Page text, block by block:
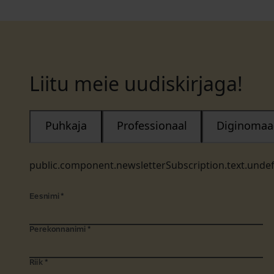
Liitu meie uudiskirjaga!
Puhkaja Professionaal
Eesnimi *
Perekonnanimi *
Riik *